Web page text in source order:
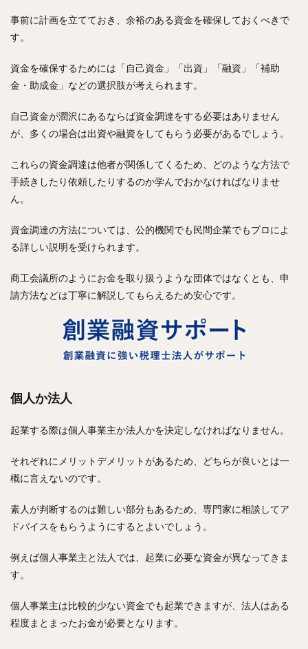
事前に計画を立てておき、余裕のある資金を確保しておくべきで
す。
資金を確保するためには「自己資金」「出資」「融資」「補助
金・助成金」などの選択肢が考えられます。
自己資金が潤沢にあるならば資金調達をする必要はありません
が、多くの場合は出資や融資をしてもらう必要があるでしょう。
これらの資金調達は他者が関係してくるため、どのような方法で
手続きしたり依頼したりするのか学んでおかなければなりませ
ん。
資金調達の方法については、公的機関でも民間企業でもプロによ
る詳しい説明を受けられます。
商工会議所のようにお金を取り扱うような団体ではなくとも、申
請方法などは丁寧に解説してもらえるため安心です。
個人か法人
起業する際は個人事業主か法人かを決定しなければなりません。
それぞれにメリットデメリットがあるため、どちらが良いとは一
概に言えないのです。
素人が判断するのは難しい部分もあるため、専門家に相談してア
ドバイスをもらうようにするとよいでしょう。
例えば個人事業主と法人では、起業に必要な資金が異なってきま
す。
個人事業主は比較的少ない資金でも起業できますが、法人はある
程度まとまったお金が必要となります。